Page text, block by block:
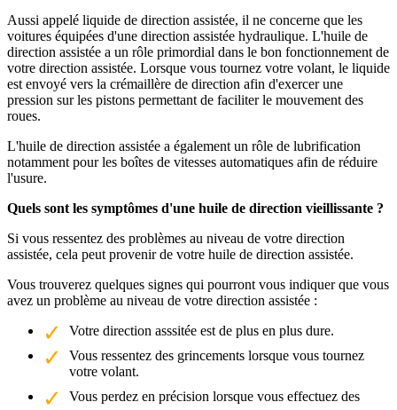
Aussi appelé liquide de direction assistée, il ne concerne que les
voitures équipées d'une direction assistée hydraulique. L'huile de
direction assistée a un rôle primordial dans le bon fonctionnement de
votre direction assistée. Lorsque vous tournez votre volant, le liquide
est envoyé vers la crémaillère de direction afin d'exercer une
pression sur les pistons permettant de faciliter le mouvement des
roues.
L'huile de direction assistée a également un rôle de lubrification
notamment pour les boîtes de vitesses automatiques afin de réduire
l'usure.
Quels sont les symptômes d'une huile de direction vieillissante ?
Si vous ressentez des problèmes au niveau de votre direction
assistée, cela peut provenir de votre huile de direction assistée.
Vous trouverez quelques signes qui pourront vous indiquer que vous
avez un problème au niveau de votre direction assistée :
Votre direction asssitée est de plus en plus dure.
Vous ressentez des grincements lorsque vous tournez
votre volant.
Vous perdez en précision lorsque vous effectuez des